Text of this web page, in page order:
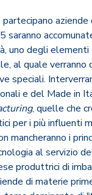
saranno
uno degli elementi
al quale verranno
speciali.
e del Made in
, quelle che
per i più influenti
mancheranno i
al servizio
produttrici di
di materie